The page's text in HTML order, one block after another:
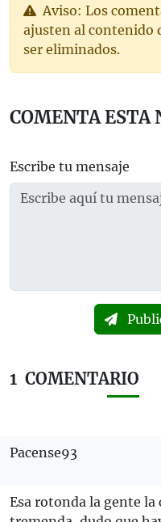
Aviso: Los
ajusten al contenido
ser eliminados.
COMENTA ESTA
Escribe tu mensaje
1 COMENTARIO
Pacense93
Esa rotonda la gente la